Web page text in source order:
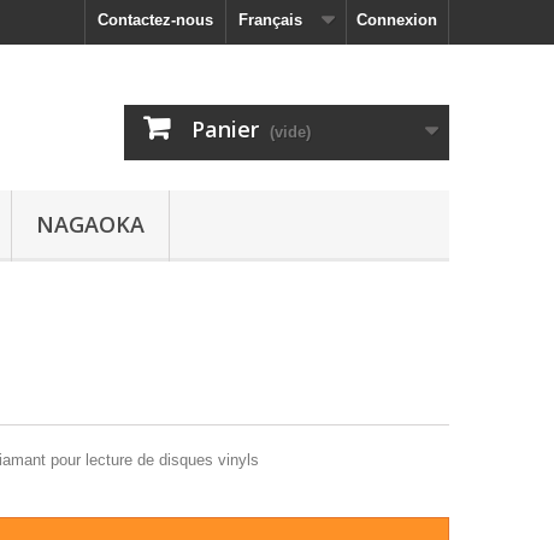
Connexion
Français
Contactez-nous
Panier (vide)
NAGAOKA
pour lecture de disques vinyls